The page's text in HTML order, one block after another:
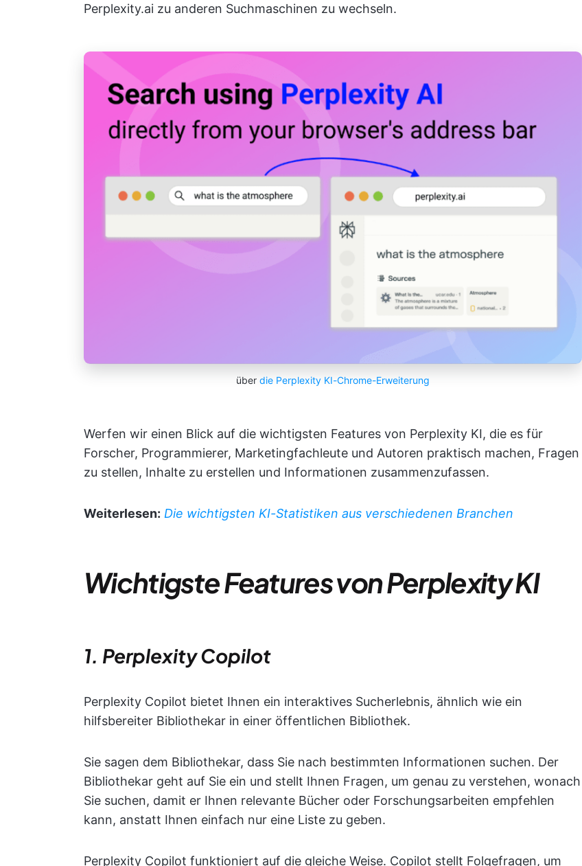
Perplexity.ai zu anderen Suchmaschinen zu wechseln.
über die Perplexity KI-Chrome-Erweiterung
Werfen wir einen Blick auf die wichtigsten Features von Perplexity KI, die es für
Forscher, Programmierer, Marketingfachleute und Autoren praktisch machen, Fragen
zu stellen, Inhalte zu erstellen und Informationen zusammenzufassen.
Weiterlesen: Die wichtigsten KI-Statistiken aus verschiedenen Branchen
Wichtigste Features von Perplexity KI
1. Perplexity Copilot
Perplexity Copilot bietet Ihnen ein interaktives Sucherlebnis, ähnlich wie ein
hilfsbereiter Bibliothekar in einer öffentlichen Bibliothek.
Sie sagen dem Bibliothekar, dass Sie nach bestimmten Informationen suchen. Der
Bibliothekar geht auf Sie ein und stellt Ihnen Fragen, um genau zu verstehen, wonach
Sie suchen, damit er Ihnen relevante Bücher oder Forschungsarbeiten empfehlen
kann, anstatt Ihnen einfach nur eine Liste zu geben.
Perplexity Copilot funktioniert auf die gleiche Weise. Copilot stellt Folgefragen, um